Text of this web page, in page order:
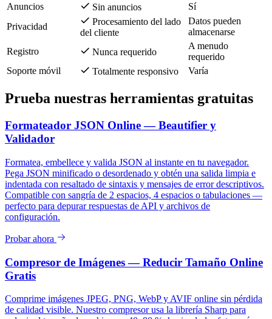
Anuncios
Sin anuncios
Sí
Privacidad
Procesamiento del lado
del cliente
Datos pueden
almacenarse
Registro
Nunca requerido
A menudo
requerido
Soporte móvil
Totalmente responsivo Varía
Prueba nuestras herramientas gratuitas
Formateador JSON Online — Beautifier y
Validador
Formatea, embellece y valida JSON al instante en tu navegador.
Pega JSON minificado o desordenado y obtén una salida limpia e
indentada con resaltado de sintaxis y mensajes de error descriptivos.
Compatible con sangría de 2 espacios, 4 espacios o tabulaciones —
perfecto para depurar respuestas de API y archivos de
configuración.
Probar ahora
Compresor de Imágenes — Reducir Tamaño Online
Gratis
Comprime imágenes JPEG, PNG, WebP y AVIF online sin pérdida
de calidad visible. Nuestro compresor usa la librería Sharp para